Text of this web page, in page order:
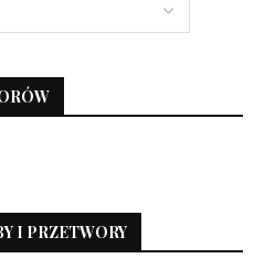
I PRZETWORY